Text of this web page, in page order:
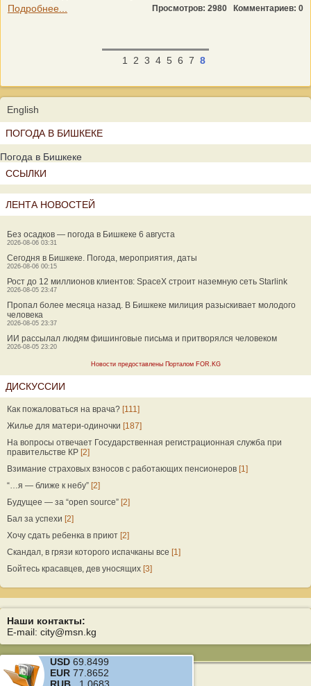
Подробнее...
Просмотров: 2980 Комментариев: 0
1 2 3 4 5 6 7 8
English
ПОГОДА В БИШКЕКЕ
Погода в Бишкеке
ССЫЛКИ
ЛЕНТА НОВОСТЕЙ
Без осадков — погода в Бишкеке 6 августа
2026-08-06 03:31
Сегодня в Бишкеке. Погода, мероприятия, даты
2026-08-06 00:15
Рост до 12 миллионов клиентов: SpaceX строит наземную сеть Starlink
2026-08-05 23:47
Пропал более месяца назад. В Бишкеке милиция разыскивает молодого
человека
2026-08-05 23:37
ИИ рассылал людям фишинговые письма и притворялся человеком
2026-08-05 23:20
Новости предоставлены Порталом FOR.KG
ДИСКУССИИ
Как пожаловаться на врача? [111]
Жилье для матери-одиночки [187]
На вопросы отвечает Государственная регистрационная служба при
правительстве КР [2]
Взимание страховых взносов с работающих пенсионеров [1]
“…я — ближе к небу” [2]
Будущее — за “open source” [2]
Бал за успехи [2]
Хочу сдать ребенка в приют [2]
Скандал, в грязи которого испачканы все [1]
Бойтесь красавцев, дев уносящих [3]
Наши контакты:
E-mail: city@msn.kg
USD 69.8499
EUR 77.8652